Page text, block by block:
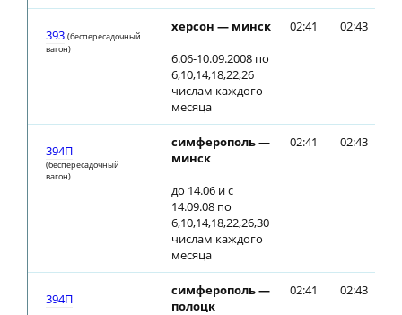
393 (беспересадочный
вагон)
херсон — минск
6.06-10.09.2008 по
6,10,14,18,22,26
числам каждого
месяца
02:41 02:43
394П
(беспересадочный
вагон)
симферополь —
минск
до 14.06 и с
14.09.08 по
6,10,14,18,22,26,30
числам каждого
месяца
02:41 02:43
394П
симферополь —
полоцк
02:41 02:43